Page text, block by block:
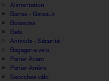
Alimentation
Barres - Gateaux
Boissons
Gels
Antivols - Sécurité
Bagagerie vélo
Panier Avant
Panier Arrière
Sacoches vélo